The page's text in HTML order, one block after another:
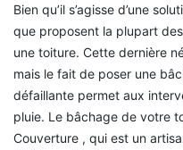
Bien qu’il s’agisse d’une
que proposent la plupart
une toiture. Cette dernière
mais le fait de poser une
défaillante permet aux
pluie. Le bâchage de votre
Couverture , qui est un